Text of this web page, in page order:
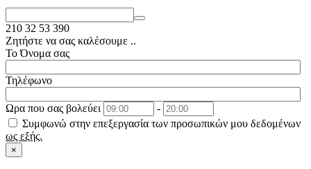
210 32 53 390
Ζητήστε να σας καλέσουμε ..
Το Όνομα σας
Τηλέφωνο
Ωρα που σας βολεύει
-
Συμφωνώ στην επεξεργασία των προσωπικών μου δεδομένων
ως εξής.
×